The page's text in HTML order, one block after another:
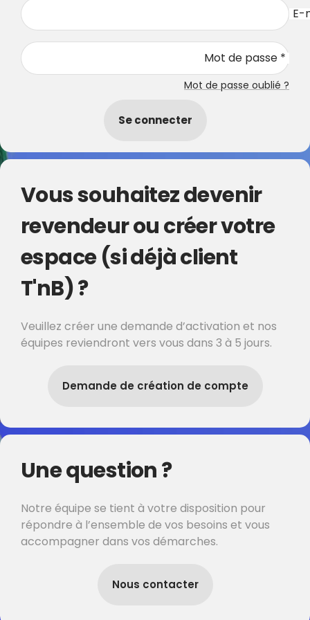
E-
Mot de passe *
Mot de passe oublié ?
Se connecter
Vous souhaitez devenir
revendeur ou créer votre
espace (si déjà client
T'nB) ?
Veuillez créer une demande d’activation et nos
équipes reviendront vers vous dans 3 à 5 jours.
Demande de création de compte
Une question ?
Notre équipe se tient à votre disposition pour
répondre à l’ensemble de vos besoins et vous
accompagner dans vos démarches.
Nous contacter